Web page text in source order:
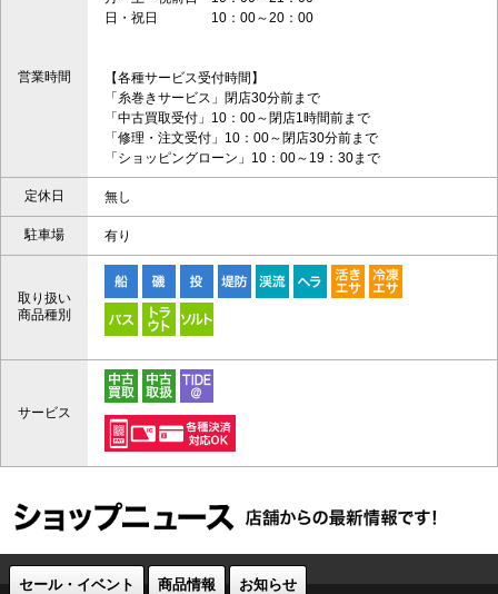
営業時間
日・祝日 10：00～20：00
【各種サービス受付時間】
「糸巻きサービス」閉店30分前まで
「中古買取受付」10：00～閉店1時間前まで
「修理・注文受付」10：00～閉店30分前まで
「ショッピングローン」10：00～19：30まで
定休日 無し
駐車場 有り
取り扱い
商品種別
サービス
セール・イベント 商品情報 お知らせ